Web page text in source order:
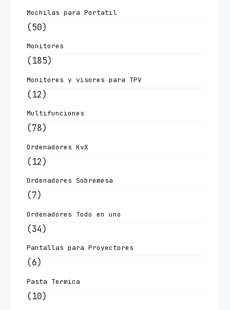
Mochilas para Portatil
(50)
Monitores
(185)
Monitores y visores para TPV
(12)
Multifunciones
(78)
Ordenadores KvX
(12)
Ordenadores Sobremesa
(7)
Ordenadores Todo en uno
(34)
Pantallas para Proyectores
(6)
Pasta Termica
(10)